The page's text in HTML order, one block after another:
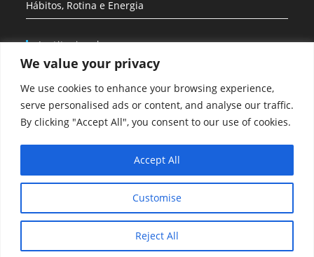
We value your privacy
We use cookies to enhance your browsing experience,
serve personalised ads or content, and analyse our traffic.
By clicking "Accept All", you consent to our use of cookies.
Customise
Reject All
Accept All
Hábitos, Rotina e Energia
Institucional
Sobre nós
Politica de Privacidade
Copyright: Brutus alfa - WordPress Theme by OceanWP